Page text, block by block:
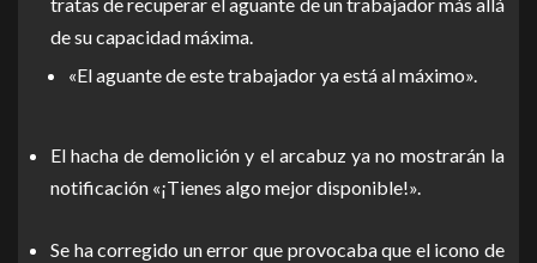
de su capacidad máxima.
«El aguante de este trabajador ya está al máximo».
El hacha de demolición y el arcabuz ya no mostrarán la
notificación «¡Tienes algo mejor disponible!».
Se ha corregido un error que provocaba que el icono de